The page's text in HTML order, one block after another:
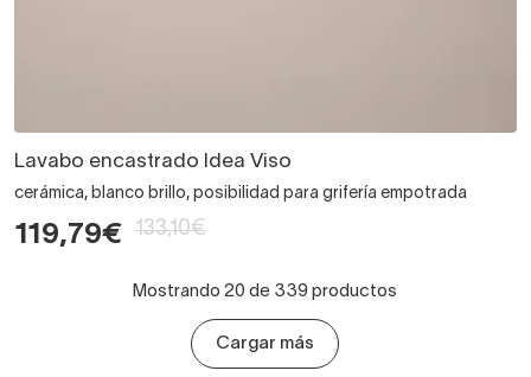
Lavabo encastrado Idea Viso
cerámica, blanco brillo, posibilidad para grifería empotrada
119,79€ 133,10€
Mostrando 20 de 339 productos
Cargar más